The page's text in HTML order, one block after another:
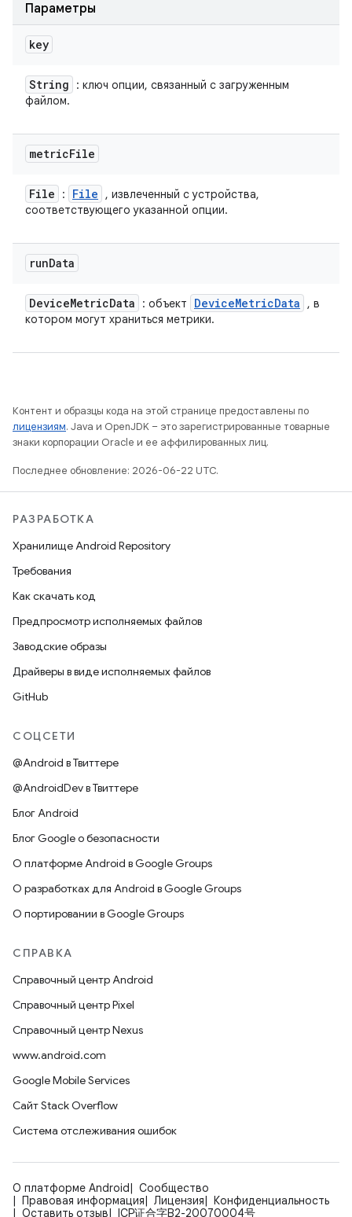
Параметры
key
String
: ключ опции, связанный с загруженным
файлом.
metricFile
File : File
, извлеченный с устройства,
соответствующего указанной опции.
runData
DeviceMetricData : объект DeviceMetricData
, в
котором могут храниться метрики.
Контент и образцы кода на этой странице предоставлены по
лицензиям. Java и OpenJDK – это зарегистрированные товарные
знаки корпорации Oracle и ее аффилированных лиц.
Последнее обновление: 2026-06-22 UTC.
РАЗРАБОТКА
Хранилище Android Repository
Требования
Как скачать код
Предпросмотр исполняемых файлов
Заводские образы
Драйверы в виде исполняемых файлов
GitHub
СОЦСЕТИ
@Android в Твиттере
@AndroidDev в Твиттере
Блог Android
Блог Google о безопасности
О платформе Android в Google Groups
О разработках для Android в Google Groups
О портировании в Google Groups
СПРАВКА
Справочный центр Android
Справочный центр Pixel
Справочный центр Nexus
www.android.com
Google Mobile Services
Сайт Stack Overflow
Система отслеживания ошибок
О платформе Android
Сообщество
Правовая информация
Лицензия
Конфиденциальность
Оставить отзыв
ICP证合字B2-20070004号